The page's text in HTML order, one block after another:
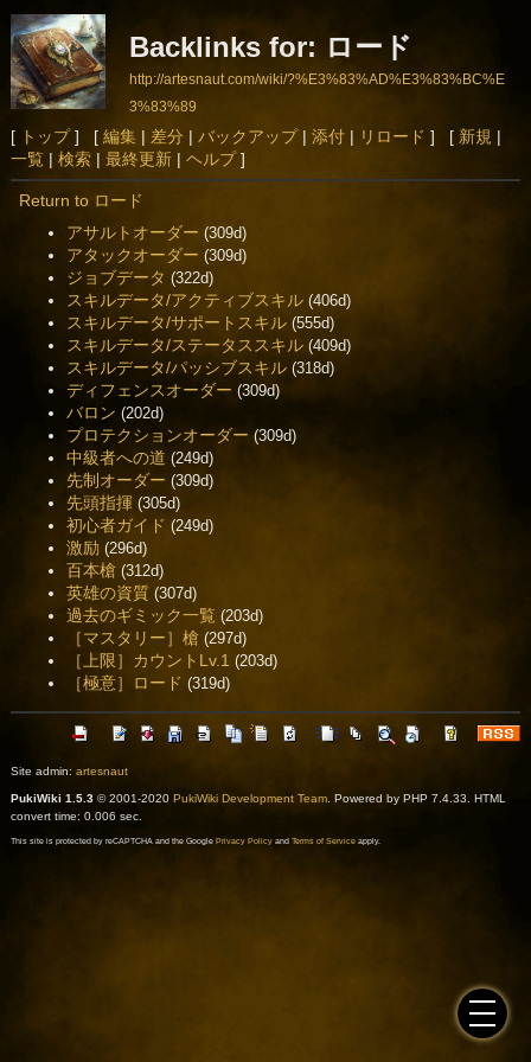
Backlinks for: ロード
http://artesnaut.com/wiki/?%E3%83%AD%E3%83%BC%E
3%83%89
[ トップ] [ 編集| 差分 | バックアップ| 添付| リロード ] [ 新規 |
一覧| 検索| 最終更新| ヘルプ]
Return to ロード
アサルトオーダー (309d)
アタックオーダー (309d)
ジョブデータ (322d)
スキルデータ/アクティブスキル (406d)
スキルデータ/サポートスキル (555d)
スキルデータ/ステータススキル (409d)
スキルデータ/パッシブスキル (318d)
ディフェンスオーダー (309d)
バロン (202d)
プロテクションオーダー (309d)
中級者への道 (249d)
先制オーダー (309d)
先頭指揮 (305d)
初心者ガイド (249d)
激励 (296d)
百本槍 (312d)
英雄の資質 (307d)
過去のギミック一覧 (203d)
［マスタリー］槍 (297d)
［上限］カウントLv.1 (203d)
［極意］ロード (319d)
Site admin: artesnaut
PukiWiki 1.5.3© 2001-2020 PukiWiki Development Team. Powered by PHP 7.4.33. HTML
convert time: 0.006 sec.
This site is protected by reCAPTCHA and the Google Privacy Policyand Terms of Serviceapply.